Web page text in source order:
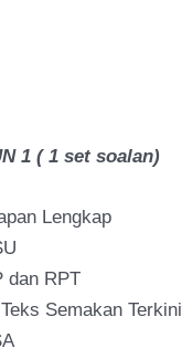
1 ( 1 set soalan)
Lengkap
dan RPT
Semakan Terkini